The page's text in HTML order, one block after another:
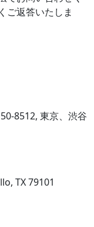
ご返答いたしま
8512, 東京、渋谷
TX 79101